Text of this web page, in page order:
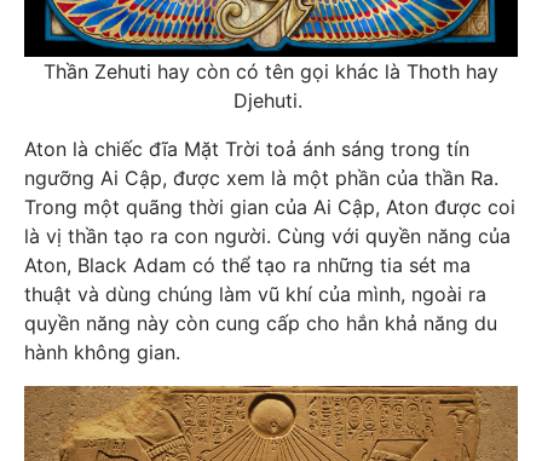
Thần Zehuti hay còn có tên gọi khác là Thoth hay
Djehuti.
Aton là chiếc đĩa Mặt Trời toả ánh sáng trong tín
ngưỡng Ai Cập, được xem là một phần của thần Ra.
Trong một quãng thời gian của Ai Cập, Aton được coi
là vị thần tạo ra con người. Cùng với quyền năng của
Aton, Black Adam có thể tạo ra những tia sét ma
thuật và dùng chúng làm vũ khí của mình, ngoài ra
quyền năng này còn cung cấp cho hắn khả năng du
hành không gian.